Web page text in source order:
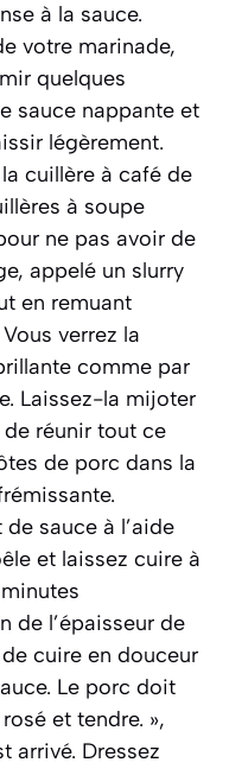
à la sauce.
votre marinade,
quelques
sauce nappante et
légèrement.
cuillère à café de
à soupe
ne pas avoir de
appelé un slurry
en remuant
verrez la
comme par
Laissez-la mijoter
réunir tout ce
de porc dans la
sauce à l’aide
et laissez cuire à
de l’épaisseur de
cuire en douceur
Le porc doit
et tendre. »,
arrivé. Dressez